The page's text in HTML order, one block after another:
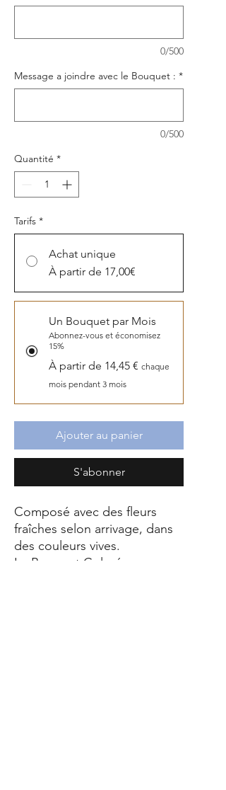
0/500
Message a joindre avec le Bouquet : *
0/500
Quantité *
Tarifs *
Achat unique
À partir de 17,00€
Un Bouquet par Mois
Abonnez-vous et économisez
15%
À partir de 14,45 € chaque
mois pendant 3 mois
Ajouter au panier
S'abonner
Composé avec des fleurs
fraîches selon arrivage, dans
des couleurs vives.
Le Bouquet Coloré saura